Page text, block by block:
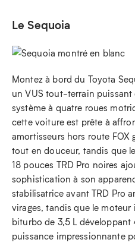
Le Sequoia
Montez à bord du Toyota
un VUS tout-terrain puissant
système à quatre roues
cette voiture est prête à
amortisseurs hors route
tout en douceur, tandis que
18 pouces TRD Pro noires
sophistication à son
stabilisatrice avant TRD Pro
virages, tandis que le
biturbo de 3,5 L
puissance impressionnante